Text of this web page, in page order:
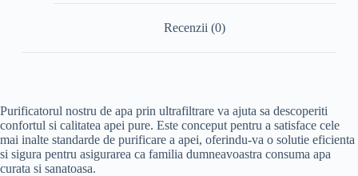
Recenzii (0)
Purificatorul nostru de apa prin ultrafiltrare va ajuta sa descoperiti
confortul si calitatea apei pure. Este conceput pentru a satisface cele
mai inalte standarde de purificare a apei, oferindu-va o solutie eficienta
si sigura pentru asigurarea ca familia dumneavoastra consuma apa
curata si sanatoasa.